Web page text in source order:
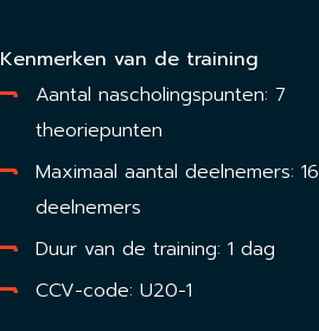
Kenmerken van de training
Aantal nascholingspunten: 7
theoriepunten
Maximaal aantal deelnemers: 16
deelnemers
Duur van de training: 1 dag
CCV-code: U20-1